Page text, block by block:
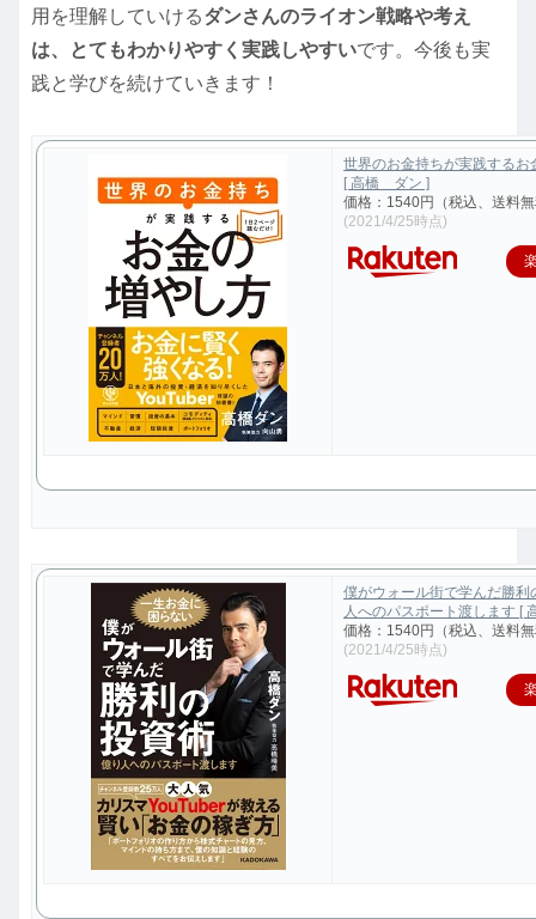
用を理解していけるダンさんのライオン戦略や考え
は、とてもわかりやすく実践しやすいです。今後も実
践と学びを続けていきます！
世界のお金持ちが実践するお
[ 高橋 ダン ]
価格：1540円（税込、送料
(2021/4/25時点)
僕がウォール街で学んだ勝利
人へのパスポート渡します [
価格：1540円（税込、送料
(2021/4/25時点)